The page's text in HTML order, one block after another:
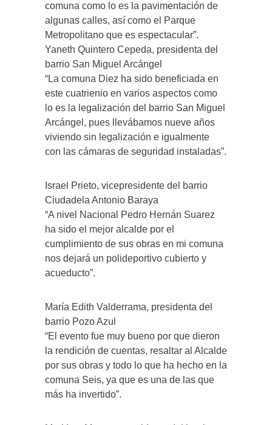
comuna como lo es la pavimentación de
algunas calles, así como el Parque
Metropolitano que es espectacular”.
Yaneth Quintero Cepeda, presidenta del
barrio San Miguel Arcángel
“La comuna Diez ha sido beneficiada en
este cuatrienio en varios aspectos como
lo es la legalización del barrio San Miguel
Arcángel, pues llevábamos nueve años
viviendo sin legalización e igualmente
con las cámaras de seguridad instaladas”.
Israel Prieto, vicepresidente del barrio
Ciudadela Antonio Baraya
“A nivel Nacional Pedro Hernán Suarez
ha sido el mejor alcalde por el
cumplimiento de sus obras en mi comuna
nos dejará un polideportivo cubierto y
acueducto”.
María Edith Valderrama, presidenta del
barrio Pozo Azul
“El evento fue muy bueno por que dieron
la rendición de cuentas, resaltar al Alcalde
por sus obras y todo lo que ha hecho en la
comuna Seis, ya que es una de las que
más ha invertido”.